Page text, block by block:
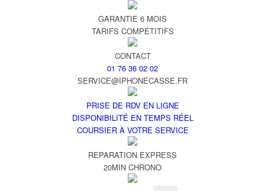
GARANTIE 6 MOIS
TARIFS COMPÉTITIFS
CONTACT
01 76 36 02 02
SERVICE@IPHONECASSE.FR
PRISE DE RDV EN LIGNE
DISPONIBILITÉ EN TEMPS RÉEL
COURSIER À VOTRE SERVICE
REPARATION EXPRESS
20MIN CHRONO